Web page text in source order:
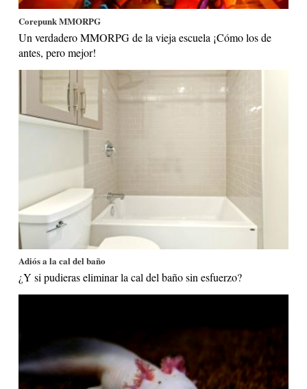
Corepunk MMORPG
Un verdadero MMORPG de la vieja escuela ¡Cómo los de
antes, pero mejor!
Adiós a la cal del baño
¿Y si pudieras eliminar la cal del baño sin esfuerzo?